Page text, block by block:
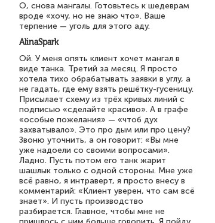
О, снова мангалы. Готовьтесь к шедеврам
вроде «хочу, но не знаю что». Ваше
терпение — уголь для этого аду.
AlinaSpark
Ой. У меня опять клиент хочет мангал в
виде танка. Третий за месяц. Я просто
хотела тихо обрабатывать заявки в углу, а
не гадать, где ему взять решётку-гусеницу.
Присылает схему из трёх кривых линий с
подписью «сделайте красиво». А в графе
«особые пожелания» — «чтоб дух
захватывало». Это про дым или про цену?
Звоню уточнить, а он говорит: «Вы мне
уже надоели со своими вопросами».
Ладно. Пусть потом его танк жарит
шашлык только с одной стороны. Мне уже
всё равно, я интраверт, я просто внесу в
комментарий: «Клиент уверен, что сам всё
знает». И пусть производство
разбирается. Главное, чтобы мне не